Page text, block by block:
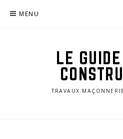
MENU
LE
TRAVAUX